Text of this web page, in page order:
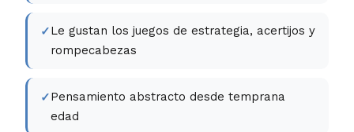
Le gustan los juegos de estrategia, acertijos y
rompecabezas
Pensamiento abstracto desde temprana
edad